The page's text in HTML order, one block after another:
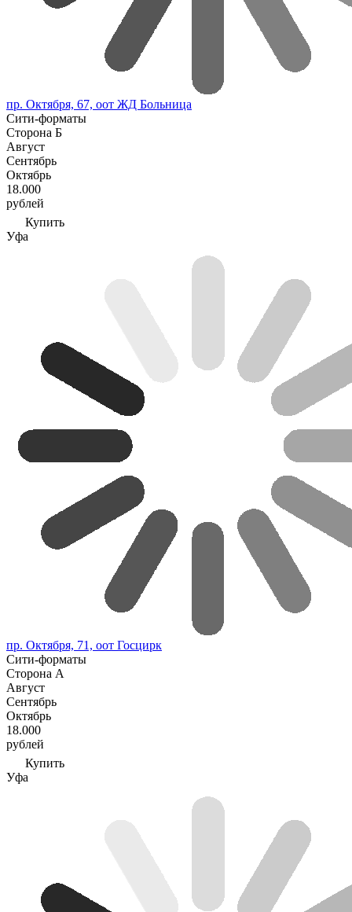
пр. Октября, 67, оот ЖД Больница
Сити-форматы
Сторона Б
Август
Сентябрь
Октябрь
18.000
рублей
Купить
Уфа
пр. Октября, 71, оот Госцирк
Сити-форматы
Сторона А
Август
Сентябрь
Октябрь
18.000
рублей
Купить
Уфа